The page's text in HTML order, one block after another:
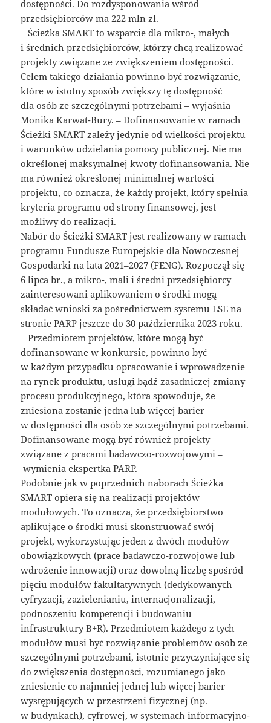
dostępności. Do rozdysponowania wśród
przedsiębiorców ma 222 mln zł.
– Ścieżka SMART to wsparcie dla mikro-, małych
i średnich przedsiębiorców, którzy chcą realizować
projekty związane ze zwiększeniem dostępności.
Celem takiego działania powinno być rozwiązanie,
które w istotny sposób zwiększy tę dostępność
dla osób ze szczególnymi potrzebami – wyjaśnia
Monika Karwat-Bury. – Dofinansowanie w ramach
Ścieżki SMART zależy jedynie od wielkości projektu
i warunków udzielania pomocy publicznej. Nie ma
określonej maksymalnej kwoty dofinansowania. Nie
ma również określonej minimalnej wartości
projektu, co oznacza, że każdy projekt, który spełnia
kryteria programu od strony finansowej, jest
możliwy do realizacji.
Nabór do Ścieżki SMART jest realizowany w ramach
programu Fundusze Europejskie dla Nowoczesnej
Gospodarki na lata 2021–2027 (FENG). Rozpoczął się
6 lipca br., a mikro-, mali i średni przedsiębiorcy
zainteresowani aplikowaniem o środki mogą
składać wnioski za pośrednictwem systemu LSE na
stronie PARP jeszcze do 30 października 2023 roku.
– Przedmiotem projektów, które mogą być
dofinansowane w konkursie, powinno być
w każdym przypadku opracowanie i wprowadzenie
na rynek produktu, usługi bądź zasadniczej zmiany
procesu produkcyjnego, która spowoduje, że
zniesiona zostanie jedna lub więcej barier
w dostępności dla osób ze szczególnymi potrzebami.
Dofinansowane mogą być również projekty
związane z pracami badawczo-rozwojowymi –
wymienia ekspertka PARP.
Podobnie jak w poprzednich naborach Ścieżka
SMART opiera się na realizacji projektów
modułowych. To oznacza, że przedsiębiorstwo
aplikujące o środki musi skonstruować swój
projekt, wykorzystując jeden z dwóch modułów
obowiązkowych (prace badawczo-rozwojowe lub
wdrożenie innowacji) oraz dowolną liczbę spośród
pięciu modułów fakultatywnych (dedykowanych
cyfryzacji, zazielenianiu, internacjonalizacji,
podnoszeniu kompetencji i budowaniu
infrastruktury B+R). Przedmiotem każdego z tych
modułów musi być rozwiązanie problemów osób ze
szczególnymi potrzebami, istotnie przyczyniające się
do zwiększenia dostępności, rozumianego jako
zniesienie co najmniej jednej lub więcej barier
występujących w przestrzeni fizycznej (np.
w budynkach), cyfrowej, w systemach informacyjno-